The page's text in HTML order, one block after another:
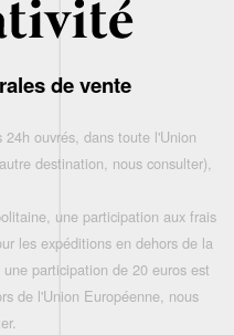
de vente
ouvrés, dans toute l'Union
destination, nous consulter),
une participation aux frais
les expéditions en dehors de la
participation de 20 euros est
de l'Union Européenne, nous